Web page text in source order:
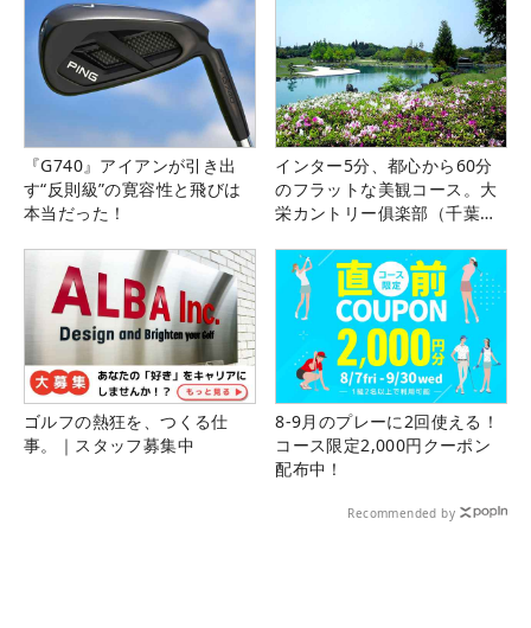
『G740』アイアンが引き出
す“反則級”の寛容性と飛びは
本当だった！
インター5分、都心から60分
のフラットな美観コース。大
栄カントリー俱楽部（千葉
ゴルフの熱狂を、つくる仕
事。｜スタッフ募集中
8-9月のプレーに2回使える！
コース限定2,000円クーポン
配布中！
Recommended by